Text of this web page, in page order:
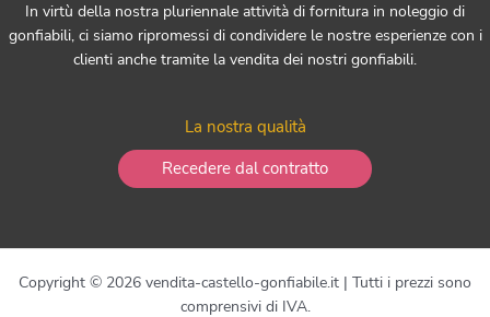
In virtù della nostra pluriennale attività di fornitura in noleggio di
gonfiabili, ci siamo ripromessi di condividere le nostre esperienze con i
clienti anche tramite la vendita dei nostri gonfiabili.
La nostra qualità
Recedere dal contratto
Copyright © 2026 vendita-castello-gonfiabile.it | Tutti i prezzi sono
comprensivi di IVA.